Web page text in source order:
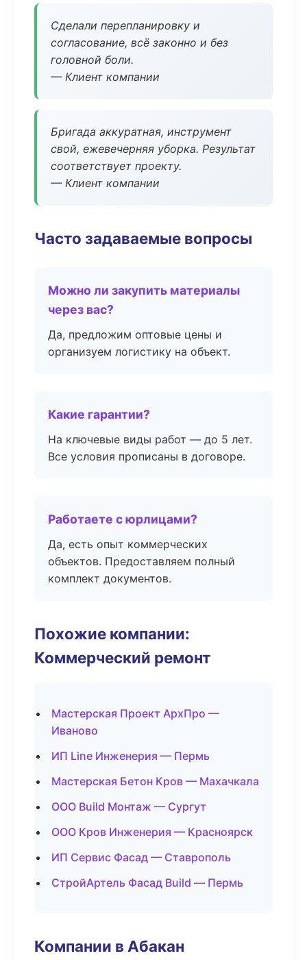
Сделали перепланировку и
согласование, всё законно и без
головной боли.
— Клиент компании
Бригада аккуратная, инструмент
свой, ежевечерняя уборка. Результат
соответствует проекту.
— Клиент компании
Часто задаваемые вопросы
Можно ли закупить материалы
через вас?
Да, предложим оптовые цены и
организуем логистику на объект.
Какие гарантии?
На ключевые виды работ — до 5 лет.
Все условия прописаны в договоре.
Работаете с юрлицами?
Да, есть опыт коммерческих
объектов. Предоставляем полный
комплект документов.
Похожие компании:
Коммерческий ремонт
Мастерская Проект АрхПро —
Иваново
ИП Line Инженерия — Пермь
Мастерская Бетон Кров — Махачкала
ООО Build Монтаж — Сургут
ООО Кров Инженерия — Красноярск
ИП Сервис Фасад — Ставрополь
СтройАртель Фасад Build — Пермь
Компании в Абакан